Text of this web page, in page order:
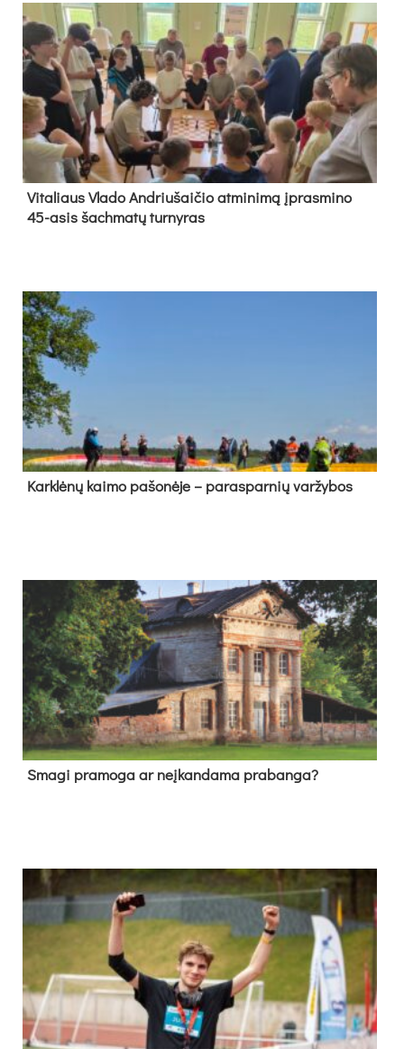
Vi­ta­liaus Vla­do And­riu­šai­čio at­mi­ni­mą įpras­mi­no
45-asis šach­ma­tų tur­ny­ras
Kark­lė­nų kai­mo pa­šo­nė­je – pa­ras­par­nių var­žy­bos
Sma­gi pra­mo­ga ar neį­kan­da­ma pra­ban­ga?